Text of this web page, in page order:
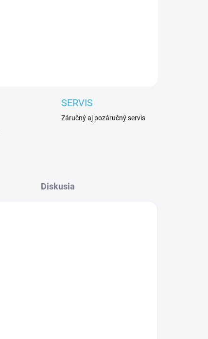
SERVIS
Záručný aj pozáručný servis
Diskusia